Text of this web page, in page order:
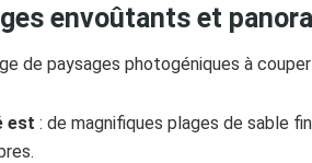
envoûtants et
de paysages photogéniques à
est : de magnifiques plages de sable